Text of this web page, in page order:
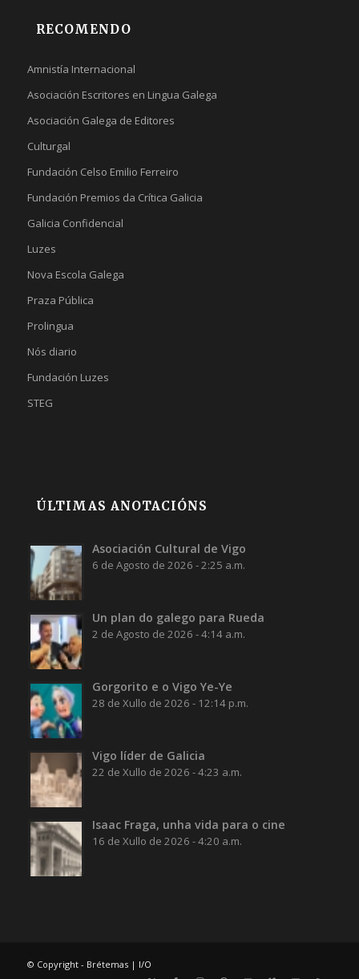
RECOMENDO
Amnistía Internacional
Asociación Escritores en Lingua Galega
Asociación Galega de Editores
Culturgal
Fundación Celso Emilio Ferreiro
Fundación Premios da Crítica Galicia
Galicia Confidencial
Luzes
Nova Escola Galega
Praza Pública
Prolingua
Nós diario
Fundación Luzes
STEG
ÚLTIMAS ANOTACIÓNS
Asociación Cultural de Vigo
6 de Agosto de 2026 - 2:25 a.m.
Un plan do galego para Rueda
2 de Agosto de 2026 - 4:14 a.m.
Gorgorito e o Vigo Ye-Ye
28 de Xullo de 2026 - 12:14 p.m.
Vigo líder de Galicia
22 de Xullo de 2026 - 4:23 a.m.
Isaac Fraga, unha vida para o cine
16 de Xullo de 2026 - 4:20 a.m.
© Copyright - Brétemas | I/O